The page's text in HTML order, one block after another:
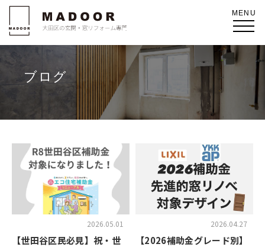
ブログ
2026.05.01
【世田谷区民必見】祝・世
2026.04.27
【2026補助金グレード別】